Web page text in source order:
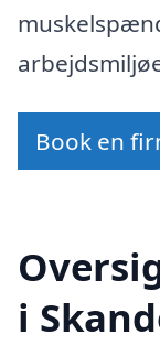
Book en
i